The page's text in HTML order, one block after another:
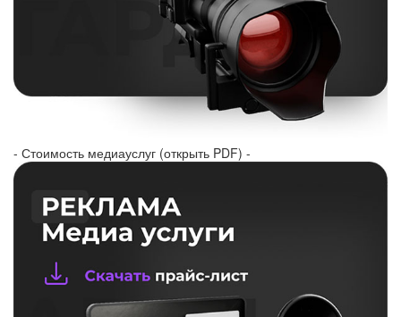
- Стоимость медиауслуг (открыть PDF) -